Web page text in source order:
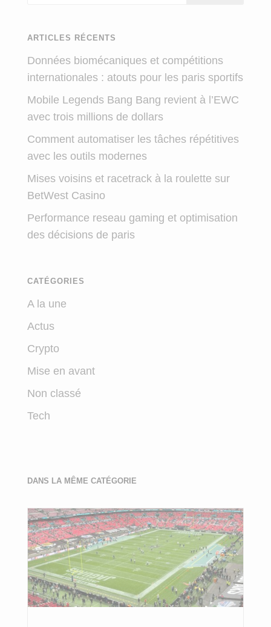
ARTICLES RÉCENTS
Données biomécaniques et compétitions
internationales : atouts pour les paris sportifs
Mobile Legends Bang Bang revient à l’EWC
avec trois millions de dollars
Comment automatiser les tâches répétitives
avec les outils modernes
Mises voisins et racetrack à la roulette sur
BetWest Casino
Performance reseau gaming et optimisation
des décisions de paris
CATÉGORIES
A la une
Actus
Crypto
Mise en avant
Non classé
Tech
DANS LA MÊME CATÉGORIE